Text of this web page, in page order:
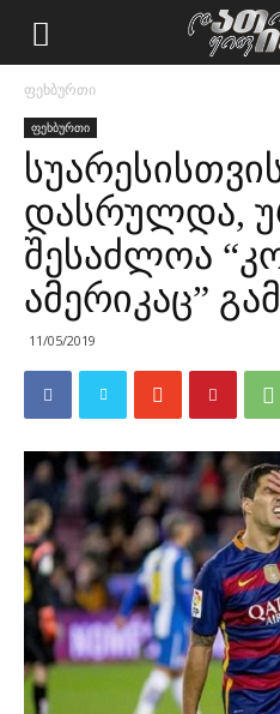
ფეხბურთი
ფეხბურთი
დასრულდა,
შესაძლოა
ამერიკაც”
11/05/2019